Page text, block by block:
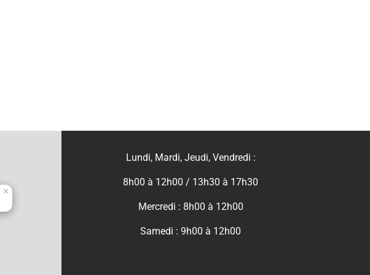
×
Lundi, Mardi, Jeudi, Vendredi :
8h00 à 12h00 / 13h30 à 17h30
Mercredi : 8h00 à 12h00
Samedi : 9h00 à 12h00